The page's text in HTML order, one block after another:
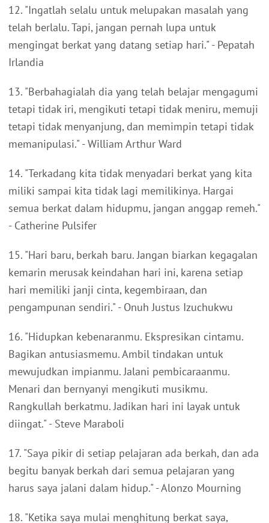
12. "Ingatlah selalu untuk melupakan masalah yang
telah berlalu. Tapi, jangan pernah lupa untuk
mengingat berkat yang datang setiap hari." - Pepatah
Irlandia
13. "Berbahagialah dia yang telah belajar mengagumi
tetapi tidak iri, mengikuti tetapi tidak meniru, memuji
tetapi tidak menyanjung, dan memimpin tetapi tidak
memanipulasi." - William Arthur Ward
14. "Terkadang kita tidak menyadari berkat yang kita
miliki sampai kita tidak lagi memilikinya. Hargai
semua berkat dalam hidupmu, jangan anggap remeh."
- Catherine Pulsifer
15. "Hari baru, berkah baru. Jangan biarkan kegagalan
kemarin merusak keindahan hari ini, karena setiap
hari memiliki janji cinta, kegembiraan, dan
pengampunan sendiri." - Onuh Justus Izuchukwu
16. "Hidupkan kebenaranmu. Ekspresikan cintamu.
Bagikan antusiasmemu. Ambil tindakan untuk
mewujudkan impianmu. Jalani pembicaraanmu.
Menari dan bernyanyi mengikuti musikmu.
Rangkullah berkatmu. Jadikan hari ini layak untuk
diingat." - Steve Maraboli
17. "Saya pikir di setiap pelajaran ada berkah, dan ada
begitu banyak berkah dari semua pelajaran yang
harus saya jalani dalam hidup." - Alonzo Mourning
18. "Ketika saya mulai menghitung berkat saya,